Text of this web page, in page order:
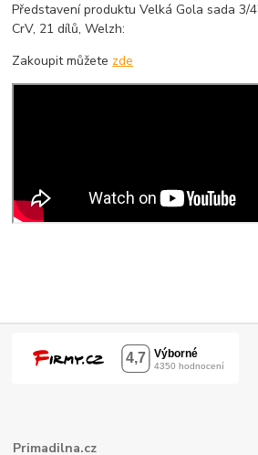
Představení produktu Velká Gola sada 3/
CrV, 21 dílů, Welzh:
Zakoupit můžete zde
Primadilna.cz